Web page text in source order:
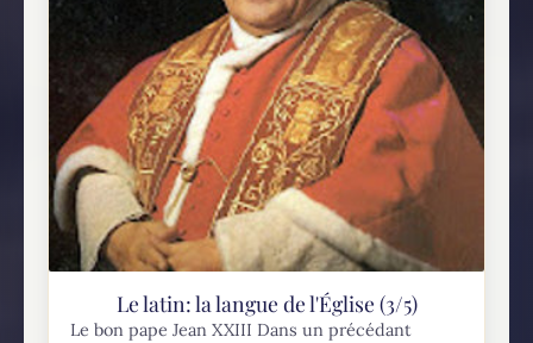
Le latin: la langue de l'Église (3/5)
Le bon pape Jean XXIII Dans un précédant